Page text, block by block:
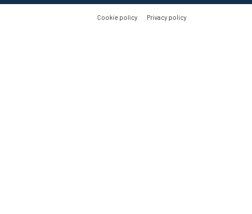
Cookie policy Privacy policy